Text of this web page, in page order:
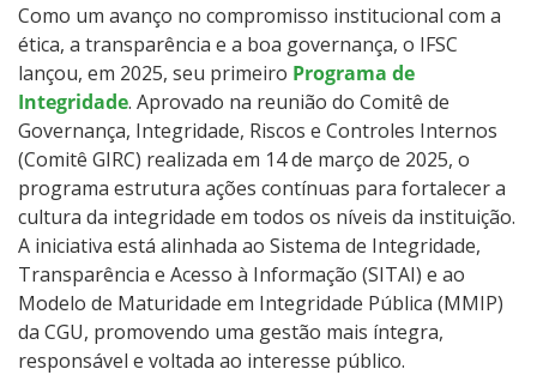
Como um avanço no compromisso institucional com a
ética, a transparência e a boa governança, o IFSC
lançou, em 2025, seu primeiro Programa de
Integridade. Aprovado na reunião do Comitê de
Governança, Integridade, Riscos e Controles Internos
(Comitê GIRC) realizada em 14 de março de 2025, o
programa estrutura ações contínuas para fortalecer a
cultura da integridade em todos os níveis da instituição.
A iniciativa está alinhada ao Sistema de Integridade,
Transparência e Acesso à Informação (SITAI) e ao
Modelo de Maturidade em Integridade Pública (MMIP)
da CGU, promovendo uma gestão mais íntegra,
responsável e voltada ao interesse público.